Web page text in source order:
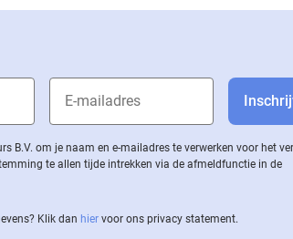
B.V. om je naam en e-mailadres te verwerken voor het
te allen tijde intrekken via de af­meld­func­tie in de
Klik dan hier voor ons privacy statement.